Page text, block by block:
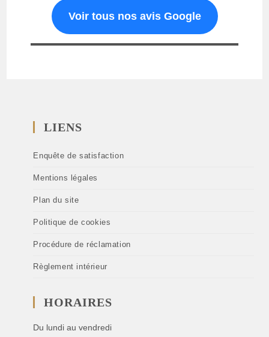
Voir tous nos avis Google
LIENS
Enquête de satisfaction
Mentions légales
Plan du site
Politique de cookies
Procédure de réclamation
Règlement intérieur
HORAIRES
Du lundi au vendredi